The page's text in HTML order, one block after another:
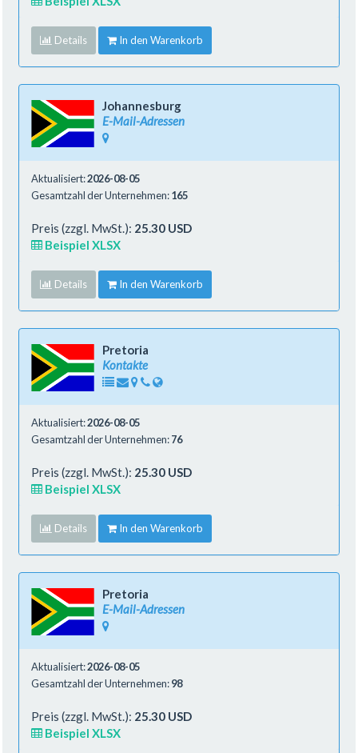
Details In den Warenkorb
Johannesburg
E-Mail-Adressen
Aktualisiert:2026-08-05
Gesamtzahl der Unternehmen:165
Preis (zzgl. MwSt.): 25.30 USD
Beispiel XLSX
Details In den Warenkorb
Pretoria
Kontakte
Aktualisiert:2026-08-05
Gesamtzahl der Unternehmen:76
Preis (zzgl. MwSt.): 25.30 USD
Beispiel XLSX
Details In den Warenkorb
Pretoria
E-Mail-Adressen
Aktualisiert:2026-08-05
Gesamtzahl der Unternehmen:98
Preis (zzgl. MwSt.): 25.30 USD
Beispiel XLSX